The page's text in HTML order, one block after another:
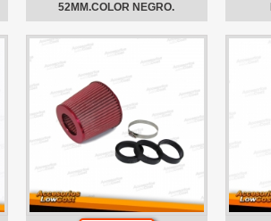
52MM.COLOR NEGRO.